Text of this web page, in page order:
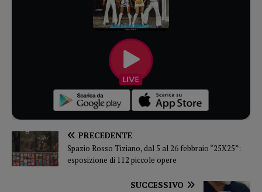
PRECEDENTE
Spazio Rosso Tiziano, dal 5 al 26 febbraio “25X25”:
esposizione di 112 piccole opere
SUCCESSIVO